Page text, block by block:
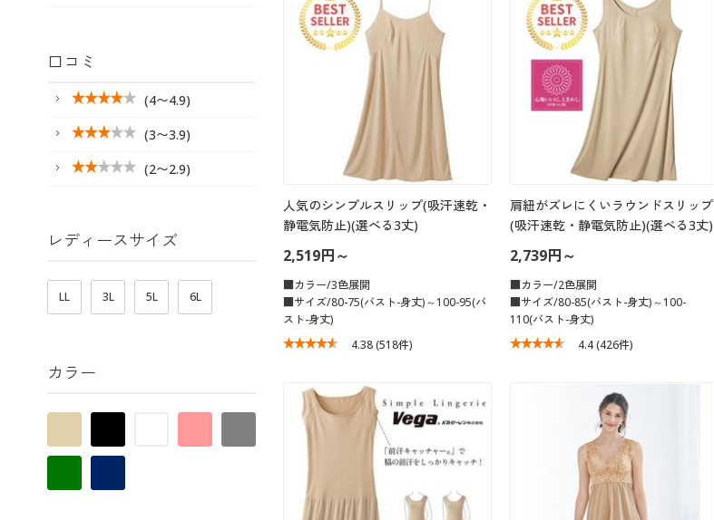
人気のシンプルスリップ(吸汗速乾・
静電気防止)(選べる3丈)
2,519円～
■カラー/3色展開
■サイズ/80-75(バスト-身丈)～100-95(バ
スト-身丈)
4.38(518件)
肩紐がズレにくいラウンドスリップ
(吸汗速乾・静電気防止)(選べる3丈)
2,739円～
■カラー/2色展開
■サイズ/80-85(バスト-身丈)～100-
110(バスト-身丈)
4.4(426件)
口コミ
(4〜4.9)
(3〜3.9)
(2〜2.9)
レディースサイズ
LL 3L 5L 6L
カラー